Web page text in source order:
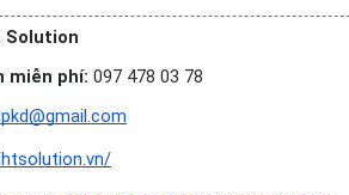
Solution
miễn phí: 097 478 03 78